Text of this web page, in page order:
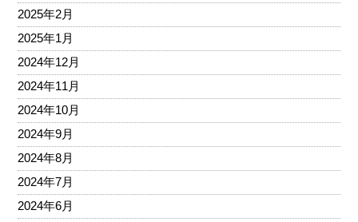
2025年2月
2025年1月
2024年12月
2024年11月
2024年10月
2024年9月
2024年8月
2024年7月
2024年6月